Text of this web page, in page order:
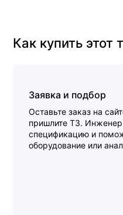
Как купить этот
Заявка и подбор
Оставьте заказ на
пришлите ТЗ. Инженер
спецификацию и
оборудование или